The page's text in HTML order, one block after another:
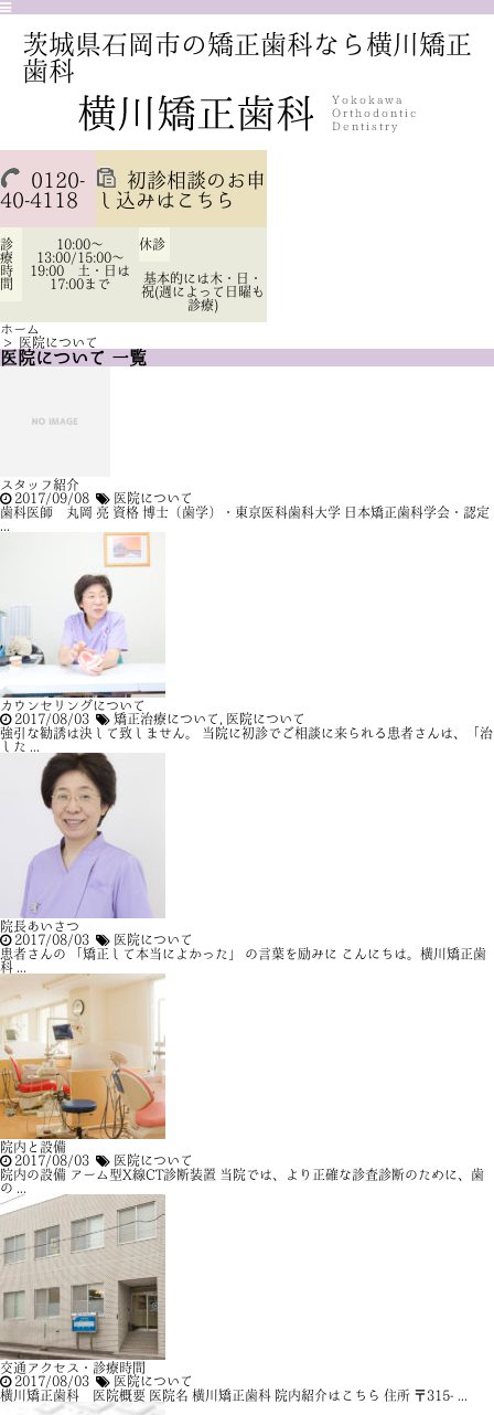
茨城県石岡市の矯正歯科なら横川矯正
歯科
0120-
40-4118
初診相談のお申
し込みはこちら
診
療
時
間
10:00～
13:00/15:00～
19:00 土・日は
17:00まで
休診
基本的には木・日・
祝(週によって日曜も
診療)
ホーム
> 医院について
医院について 一覧
スタッフ紹介
2017/09/08
医院について
歯科医師 丸岡 亮 資格 博士（歯学）・東京医科歯科大学 日本矯正歯科学会・認定
カウンセリングについて
2017/08/03
矯正治療について
医院について
強引な勧誘は決して致しません。 当院に初診でご相談に来られる患者さんは、「治
した ...
院長あいさつ
2017/08/03
医院について
患者さんの 「矯正して本当によかった」 の言葉を励みに こんにちは。横川矯正歯
科 ...
院内と設備
2017/08/03
医院について
院内の設備 アーム型X線CT診断装置 当院では、より正確な診査診断のために、歯
の ...
交通アクセス・診療時間
2017/08/03
医院について
横川矯正歯科 医院概要 医院名 横川矯正歯科 院内紹介はこちら 住所 〒315- ...